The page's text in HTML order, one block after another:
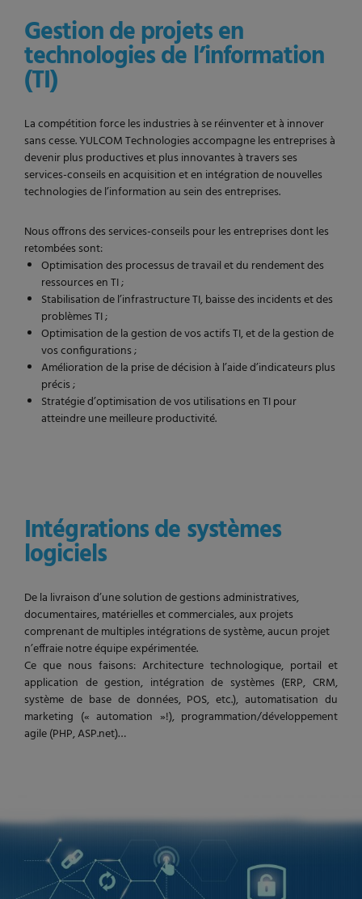
Gestion de projets en
technologies de l’information
(TI)
La compétition force les industries à se réinventer et à innover
sans cesse. YULCOM Technologies accompagne les entreprises à
devenir plus productives et plus innovantes à travers ses
services-conseils en acquisition et en intégration de nouvelles
technologies de l’information au sein des entreprises.
Nous offrons des services-conseils pour les entreprises dont les
retombées sont:
Optimisation des processus de travail et du rendement des
ressources en TI ;
Stabilisation de l’infrastructure TI, baisse des incidents et des
problèmes TI ;
Optimisation de la gestion de vos actifs TI, et de la gestion de
vos configurations ;
Amélioration de la prise de décision à l’aide d’indicateurs plus
précis ;
Stratégie d’optimisation de vos utilisations en TI pour
atteindre une meilleure productivité.
Intégrations de systèmes
logiciels
De la livraison d’une solution de gestions administratives,
documentaires, matérielles et commerciales, aux projets
comprenant de multiples intégrations de système, aucun projet
n’effraie notre équipe expérimentée.
Ce que nous faisons: Architecture technologique, portail et
application de gestion, intégration de systèmes (ERP, CRM,
système de base de données, POS, etc.), automatisation du
marketing (« automation »!), programmation/développement
agile (PHP, ASP.net)…